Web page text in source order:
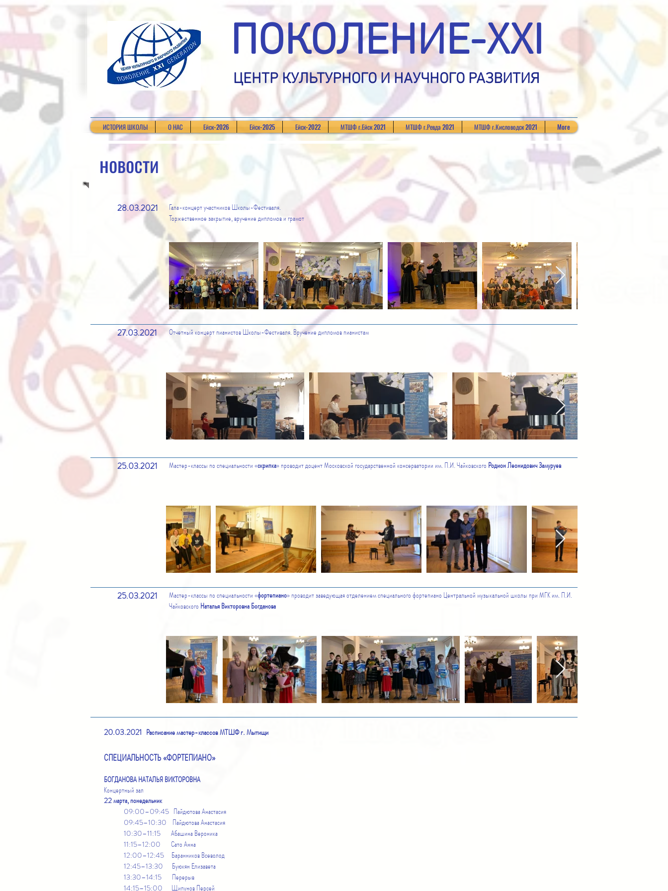
ПОКОЛЕНИЕ-XXI
ЦЕНТР КУЛЬТУРНОГО И НАУЧНОГО РАЗВИТИЯ
ИСТОРИЯ ШКОЛЫ О НАС Ейск-2026 Ейск-2025 Ейск-2022 МТШФ г.Ейск 2021 МТШФ г.Ревда 2021 МТШФ г.Кисловодск 2021 More
новости
Гала-концерт участников Школы-Фестиваля.
Торжественное закрытие, вручение дипломов и грамот
28.03.2021
Отчетный концерт пианистов Школы-Фестиваля. Вручение дипломов пианистам
27.03.2021
Мастер-классы по специальности «скрипка» проводит доцент Московской государственной консерватории им. П.И. Чайковского Родион Леонидович Замуруев
25.03.2021
Мастер-классы по специальности «фортепиано» проводит заведующая отделением специального фортепиано Центральной музыкальной школы при МГК им. П.И.
Чайковского Наталья ВикторовнаБогданова
25.03.2021
20.03.2021 Расписание мастер-классов МТШФ г. Мытищи
СПЕЦИАЛЬНОСТЬ «ФОРТЕПИАНО»
БОГДАНОВА НАТАЛЬЯ ВИКТОРОВНА
Концертный зал
22 марта, понедельник
09:00–09:45 Пайдютова Анастасия
09:45–10:30 Пайдютова Анастасия
10:30–11:15 Абашина Вероника
11:15–12:00 Сато Анна
12:00–12:45 Баранников Всеволод
12:45–13:30 Буюкян Елизавета
13:30–14:15 Перерыв
14:15–15:00 Щипунов Персей